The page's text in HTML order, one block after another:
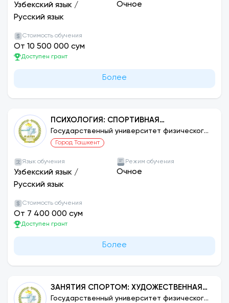
Узбекский язык /
Русский язык
Очное
Стоимость обучения
От 10 500 000 сум
Доступен грант
Более
ПСИХОЛОГИЯ: СПОРТИВНАЯ
ПСИХОЛОГИЯ
Государственный университет физического
воспитания и спорта Узбекистана
Город Ташкент
Язык обучения
Узбекский язык /
Русский язык
Режим обучения
Очное
Стоимость обучения
От 7 400 000 сум
Доступен грант
Более
ЗАНЯТИЯ СПОРТОМ: ХУДОЖЕСТВЕННАЯ
ГИМНАСТИКА
Государственный университет физического